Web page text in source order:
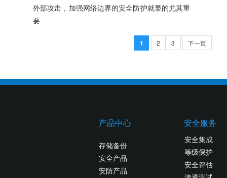
外部攻击，加强网络边界的安全防护就显的尤其重
要........
1 2 3 下一页
产品中心 安全服务
存储备份
安全产品
安防产品
安全集成
等级保护
安全评估